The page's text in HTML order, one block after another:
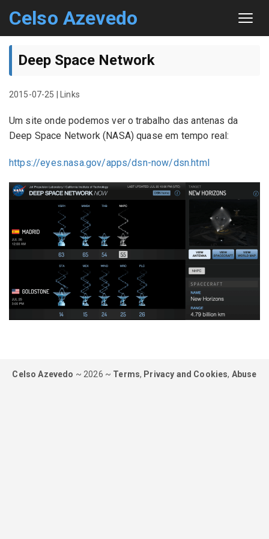
Celso Azevedo
About
Sitemap
Deep Space Network
2015-07-25 Links
Um site onde podemos ver o trabalho das antenas da
Deep Space Network (NASA) quase em tempo real:
https://eyes.nasa.gov/apps/dsn-now/dsn.html
Celso Azevedo ~ 2026 ~ Terms, Privacy and Cookies, Abuse